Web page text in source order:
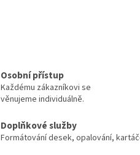
Osobní přístup
Každému zákazníkovi se
věnujeme individuálně.
Doplňkové služby
Formátování desek, opalování,